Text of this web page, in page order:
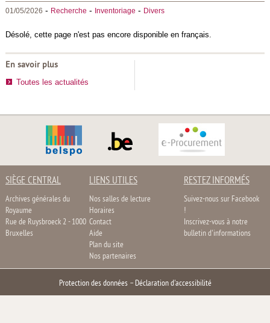
01/05/2026 - Recherche - Inventoriage - Divers
Désolé, cette page n'est pas encore disponible en français.
En savoir plus
Toutes les actualités
SIÈGE CENTRAL
Archives générales du
Royaume
Rue de Ruysbroeck 2 - 1000
Bruxelles
LIENS UTILES
Nos salles de lecture
Horaires
Contact
Aide
Plan du site
Nos partenaires
RESTEZ INFORMÉS
Suivez-nous sur Facebook
!
Inscrivez-vous à notre
bulletin d'informations
Protection des données– Déclaration d'accessibilité